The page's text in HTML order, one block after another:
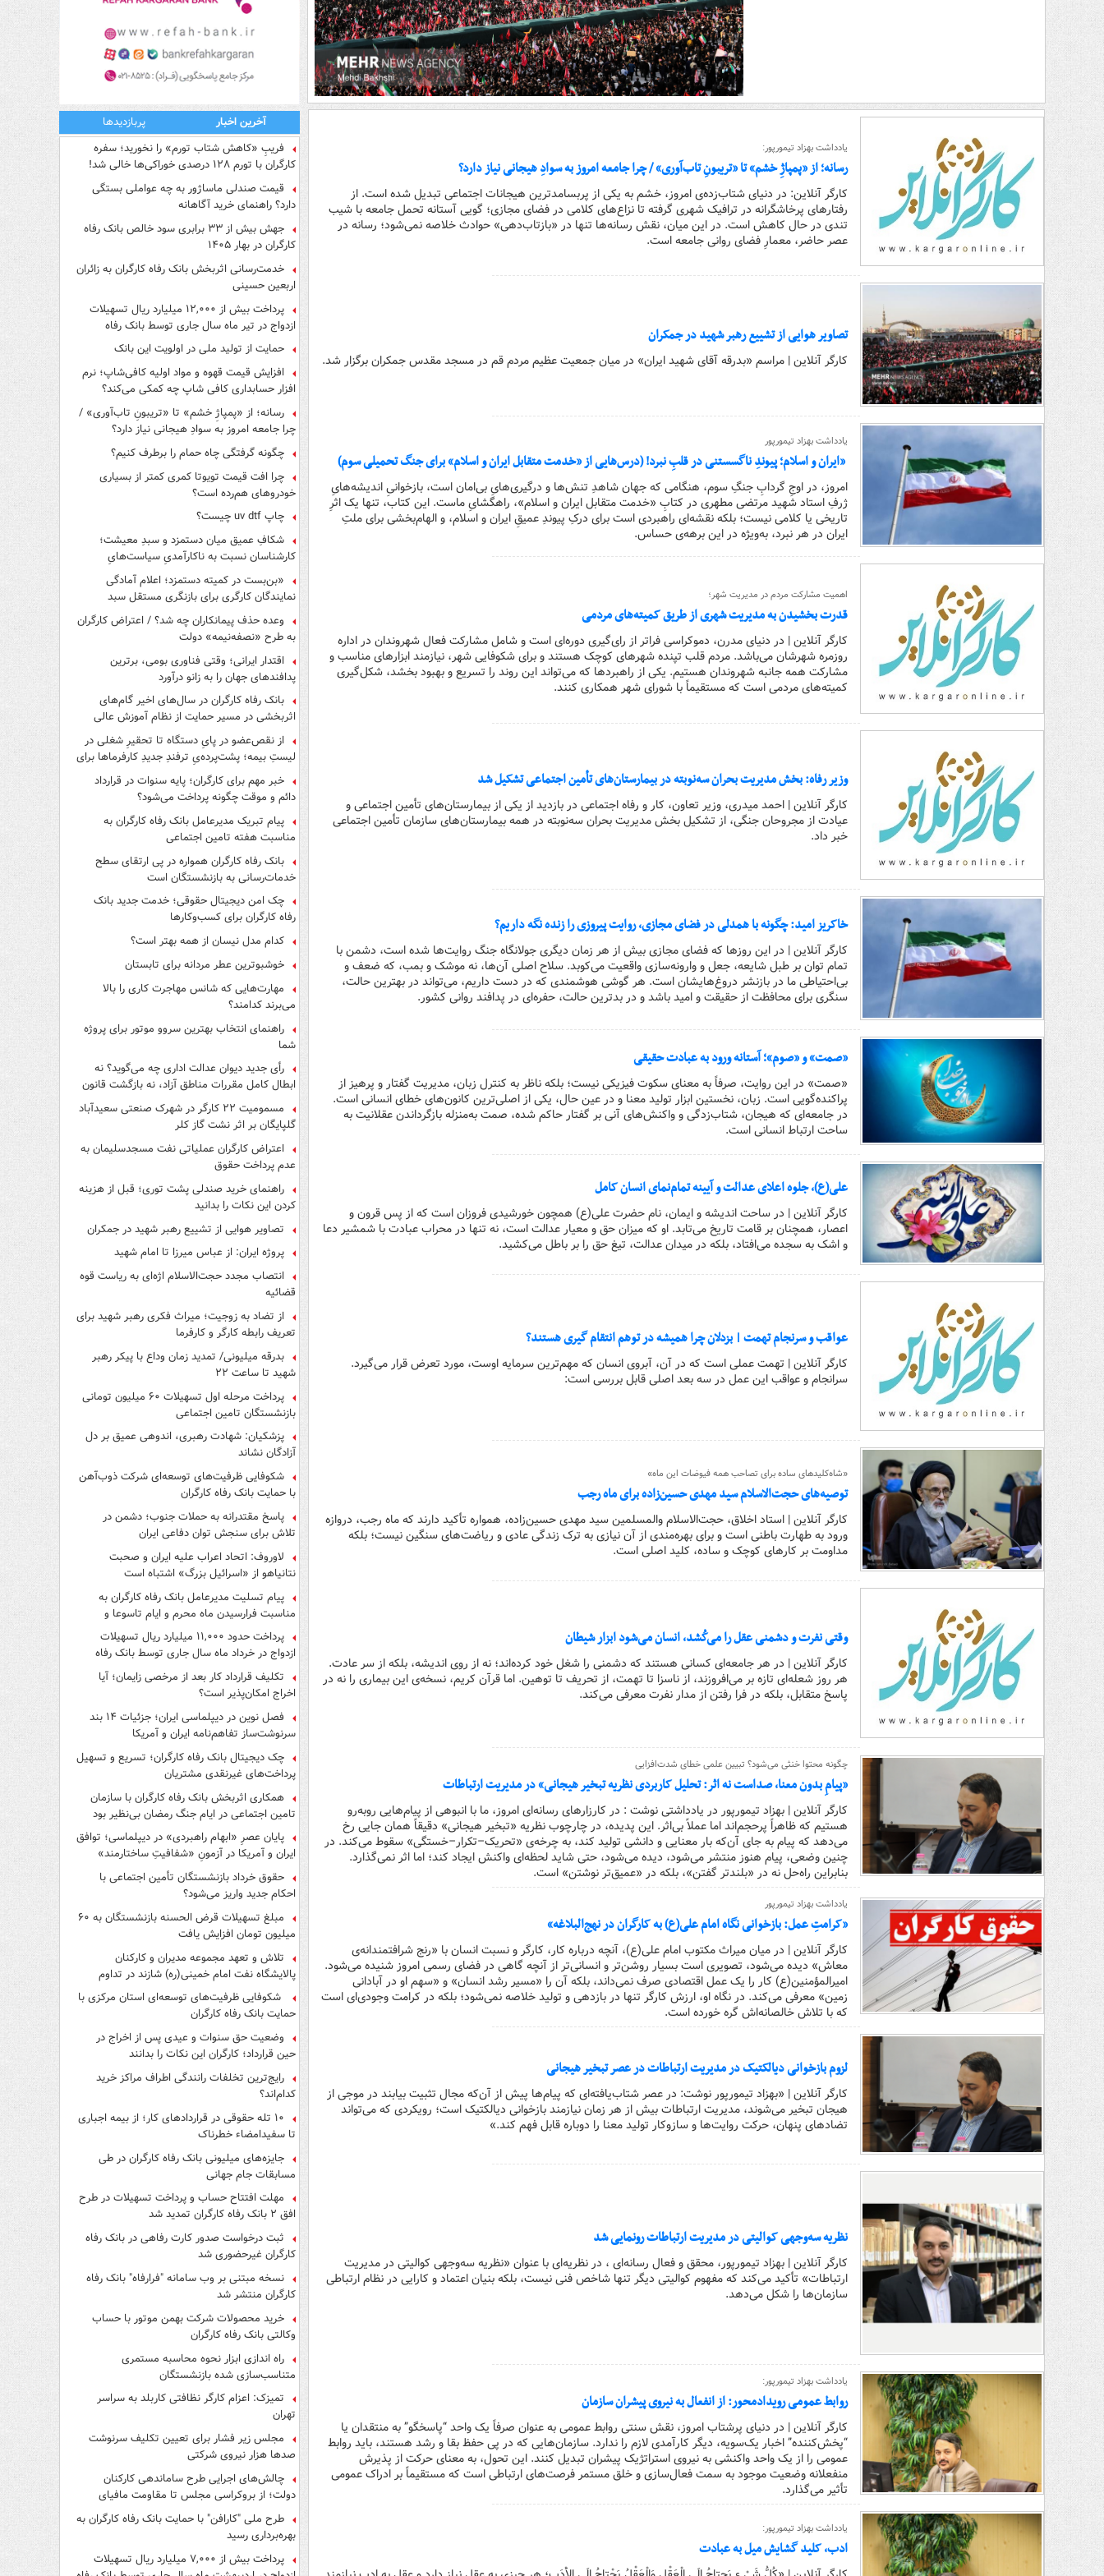
یادداشت بهزاد تیمورپور:
رسانه؛ از «پمپاژِ خشم» تا «تریبونِ تاب‌آوری» / چرا جامعه امروز به سوادِ هیجانی نیاز دارد؟
کارگر آنلاین: در دنیای شتاب‌زده‌ی امروز، خشم به یکی از پربسامدترین هیجانات اجتماعی تبدیل شده است. از
رفتارهای پرخاشگرانه در ترافیک شهری گرفته تا نزاع‌های کلامی در فضای مجازی؛ گویی آستانه تحمل جامعه با شیب
تندی در حال کاهش است. در این میان، نقش رسانه‌ها تنها در «بازتاب‌دهی» حوادث خلاصه نمی‌شود؛ رسانه در
عصر حاضر، معمارِ فضای روانی جامعه است.
تصاویر هوایی از تشییع رهبر شهید در جمکران
کارگر آنلاین | مراسم «بدرقه آقای شهید ایران» در میان جمعیت عظیم مردم قم در مسجد مقدس جمکران برگزار شد.
یادداشت بهزاد تیمورپور
«ایران و اسلام؛ پیوندِ ناگسستنی در قلبِ نبرد! (درس‌هایی از «خدمت متقابل ایران و اسلام» برای جنگ تحمیلی سوم)
امروز، در اوجِ گردابِ جنگِ سوم، هنگامی که جهان شاهدِ تنش‌ها و درگیری‌هایِ بی‌امان است، بازخوانیِ اندیشه‌هایِ
ژرفِ استاد شهید مرتضی مطهری در کتابِ «خدمت متقابل ایران و اسلام»، راهگشایِ ماست. این کتاب، تنها یک اثرِ
تاریخی یا کلامی نیست؛ بلکه نقشه‌ای راهبردی است برای درکِ پیوندِ عمیقِ ایران و اسلام، و الهام‌بخشی برای ملتِ
ایران در هر نبرد، به‌ویژه در این برهه‌ی حساس.
اهمیت مشارکت مردم در مدیریت شهر؛
قدرت بخشیدن به مدیریت شهری از طریق کمیته‌های مردمی
کارگر آنلاین | در دنیای مدرن، دموکراسی فراتر از رای‌گیری دوره‌ای است و شامل مشارکت فعال شهروندان در اداره
روزمره شهرشان می‌باشد. مردم قلب تپنده شهرهای کوچک هستند و برای شکوفایی شهر، نیازمند ابزارهای مناسب و
مشارکت همه جانبه شهروندان هستیم. یکی از راهبردها که می‌تواند این روند را تسریع و بهبود بخشد، شکل‌گیری
کمیته‌های مردمی است که مستقیماً با شورای شهر همکاری کنند.
وزیر رفاه: بخش مدیریت بحران سه‌نوبته در بیمارستان‌های تأمین اجتماعی تشکیل شد
کارگر آنلاین | احمد میدری، وزیر تعاون، کار و رفاه اجتماعی در بازدید از یکی از بیمارستان‌های تأمین اجتماعی و
عیادت از مجروحان جنگی، از تشکیل بخش مدیریت بحران سه‌نوبته در همه بیمارستان‌های سازمان تأمین اجتماعی
خبر داد.
خاکریز امید: چگونه با همدلی در فضای مجازی، روایت پیروزی را زنده نگه داریم؟
کارگر آنلاین | در این روزها که فضای مجازی بیش از هر زمان دیگری جولانگاه جنگ روایت‌ها شده است، دشمن با
تمام توان بر طبل شایعه، جعل و وارونه‌سازی واقعیت می‌کوبد. سلاح اصلی آن‌ها، نه موشک و بمب، که ضعف و
بی‌احتیاطی ما در بازنشر دروغ‌هایشان است. هر گوشی هوشمندی که در دست داریم، می‌تواند در بهترین حالت،
سنگری برای محافظت از حقیقت و امید باشد و در بدترین حالت، حفره‌ای در پدافند روانی کشور.
«صمت» و «صوم»؛ آستانه ورود به عبادت حقیقی
«صمت» در این روایت، صرفاً به معنای سکوت فیزیکی نیست؛ بلکه ناظر به کنترل زبان، مدیریت گفتار و پرهیز از
پراکنده‌گویی است. زبان، نخستین ابزار تولید معنا و در عین حال، یکی از اصلی‌ترین کانون‌های خطای انسانی است.
در جامعه‌ای که هیجان، شتاب‌زدگی و واکنش‌های آنی بر گفتار حاکم شده، صمت به‌منزله بازگرداندن عقلانیت به
ساحت ارتباط انسانی است.
علی(ع)، جلوه اعلای عدالت و آیینه تمام‌نمای انسان کامل
کارگر آنلاین | در ساحت اندیشه و ایمان، نام حضرت علی(ع) همچون خورشیدی فروزان است که از پس قرون و
اعصار، همچنان بر قامت تاریخ می‌تابد. او که میزان حق و معیار عدالت است، نه تنها در محراب عبادت با شمشیر دعا
و اشک به سجده می‌افتاد، بلکه در میدان عدالت، تیغ حق را بر باطل می‌کشید.
عواقب و سرنجام تهمت | بزدلان چرا همیشه در توهم انتقام گیری هستند؟
کارگر آنلاین | تهمت عملی است که در آن، آبروی انسان که مهم‌ترین سرمایه اوست، مورد تعرض قرار می‌گیرد.
سرانجام و عواقب این عمل در سه بعد اصلی قابل بررسی است:
«شاه‌کلیدهای ساده برای تصاحب همه فیوضات این ماه»
توصیه‌های حجت‌الاسلام سید مهدی حسین‌زاده برای ماه رجب
کارگر آنلاین | استاد اخلاق، حجت‌الاسلام والمسلمین سید مهدی حسین‌زاده، همواره تأکید دارند که ماه رجب، دروازه
ورود به طهارت باطنی است و برای بهره‌مندی از آن نیازی به ترک زندگی عادی و ریاضت‌های سنگین نیست؛ بلکه
مداومت بر کارهای کوچک و ساده، کلید اصلی است.
وقتی نفرت و دشمنی عقل را می‌کُشد، انسان می‌شود ابزار شیطان
کارگر آنلاین | در هر جامعه‌ای کسانی هستند که دشمنی را شغل خود کرده‌اند؛ نه از روی اندیشه، بلکه از سر عادت.
هر روز شعله‌ای تازه بر می‌افروزند، از ناسزا تا تهمت، از تحریف تا توهین. اما قرآن کریم، نسخه‌ی این بیماری را نه در
پاسخ متقابل، بلکه در فرا رفتن از مدار نفرت معرفی می‌کند.
چگونه محتوا خنثی می‌شود؟ تبیین علمی خطای شدت‌افزایی
«پیامِ بدون معنا، صداست نه اثر: تحلیل کاربردی نظریه تبخیر هیجانی» در مدیریت ارتباطات
کارگر آنلاین | بهزاد تیمورپور در یادداشتی نوشت : در کارزارهای رسانه‌ای امروز، ما با انبوهی از پیام‌هایی روبه‌رو
هستیم که ظاهراً پرحجم‌اند اما عملاً بی‌اثر. این پدیده، در چارچوب نظریه «تبخیر هیجانی» دقیقاً همان جایی رخ
می‌دهد که پیام به جای آن‌که بار معنایی و دانشی تولید کند، به چرخه‌ی «تحریک–تکرار–خستگی» سقوط می‌کند. در
چنین وضعی، پیام هنوز منتشر می‌شود، دیده می‌شود، حتی شاید لحظه‌ای واکنش ایجاد کند؛ اما اثر نمی‌گذارد.
بنابراین راه‌حل نه در «بلندتر گفتن»، بلکه در «عمیق‌تر نوشتن» است.
یادداشت بهزاد تیمورپور
«کرامتِ عمل: بازخوانی نگاه امام علی(ع) به کارگران در نهج‌البلاغه»
کارگر آنلاین | در میان میراث مکتوب امام علی(ع)، آنچه درباره کار، کارگر و نسبت انسان با «رنج شرافتمندانه‌ی
معاش» دیده می‌شود، تصویری است بسیار روشن‌تر و انسانی‌تر از آنچه گاهی در فضای رسمی امروز شنیده می‌شود.
امیرالمؤمنین(ع) کار را یک عمل اقتصادی صرف نمی‌داند، بلکه آن را «مسیر رشد انسان» و «سهم او در آبادانی
زمین» معرفی می‌کند. در نگاه او، ارزش کارگر تنها در بازدهی و تولید خلاصه نمی‌شود؛ بلکه در کرامت وجودی‌ای است
که با تلاش خالصانه‌اش گره خورده است.
لزوم بازخوانی دیالکتیک در مدیریت ارتباطات در عصر تبخیر هیجانی
کارگر آنلاین | «بهزاد تیمورپور نوشت: در عصر شتاب‌یافته‌ای که پیام‌ها پیش از آن‌که مجال تثبیت بیابند در موجی از
هیجان تبخیر می‌شوند، مدیریت ارتباطات بیش از هر زمان نیازمند بازخوانی دیالکتیک است؛ رویکردی که می‌تواند
تضادهای پنهان، حرکت روایت‌ها و سازوکار تولید معنا را دوباره قابل فهم کند.»
نظریه سه‌وجهی کوالیتی در مدیریت ارتباطات رونمایی شد
کارگر آنلاین | بهزاد تیمورپور، محقق و فعال رسانه‌ای ، در نظریه‌ای با عنوان «نظریه سه‌وجهی کوالیتی در مدیریت
ارتباطات» تأکید می‌کند که مفهوم کوالیتی دیگر تنها شاخص فنی نیست، بلکه بنیان اعتماد و کارایی در نظام ارتباطی
سازمان‌ها را شکل می‌دهد.
یادداشت بهزاد تیمورپور:
روابط عمومی رویدادمحور: از انفعال به نیروی پیشران سازمان
کارگر آنلاین | در دنیای پرشتاب امروز، نقش سنتی روابط عمومی به عنوان صرفاً یک واحد “پاسخگو” به منتقدان یا
“پخش‌کننده” اخبار یک‌سویه، دیگر کارآمدی لازم را ندارد. سازمان‌هایی که در پی حفظ بقا و رشد هستند، باید روابط
عمومی را از یک واحد واکنشی به نیروی استراتژیک پیشران تبدیل کنند. این تحول، به معنای حرکت از پذیرش
منفعلانه وضعیت موجود به سمت فعال‌سازی و خلق مستمر فرصت‌های ارتباطی است که مستقیماً بر ادراک عمومی
تأثیر می‌گذارد.
یادداشت بهزاد تیمورپور:
ادب، کلید گشایش میل به عبادت
آخرین اخبار
پربازدیدها
فریبِ «کاهش شتاب تورم» را نخورید؛ سفره
کارگران با تورم ۱۲۸ درصدی خوراکی‌ها خالی شد!
قیمت صندلی ماساژور به چه عواملی بستگی
دارد؟ راهنمای خرید آگاهانه
جهش بیش از ۳۳ برابری سود خالص بانک رفاه
کارگران در بهار ۱۴۰۵
خدمت‌رسانی اثربخش بانک رفاه کارگران به زائران
اربعین حسینی
پرداخت بیش از ۱۲,۰۰۰ میلیارد ریال تسهیلات
ازدواج در تیر ماه سال جاری توسط بانک رفاه
کارگران
حمایت از تولید ملی در اولویت این بانک
افزایش قیمت قهوه و مواد اولیه کافی‌شاپ؛ نرم
افزار حسابداری کافی شاپ چه کمکی می‌کند؟
رسانه؛ از «پمپاژِ خشم» تا «تریبونِ تاب‌آوری» /
چرا جامعه امروز به سوادِ هیجانی نیاز دارد؟
چگونه گرفتگی چاه حمام را برطرف کنیم؟
چرا افت قیمت تویوتا کمری کمتر از بسیاری
خودروهای هم‌رده است؟
چاپ uv dtf چیست؟
شکافِ عمیق میان دستمزد و سبدِ معیشت؛
کارشناسان نسبت به ناکارآمدیِ سیاست‌هایِ
حمایتی هشدار دادند
«بن‌بست در کمیته دستمزد؛ اعلام آمادگی
نمایندگان کارگری برای بازنگری مستقل سبد
وعده حذف پیمانکاران چه شد؟ / اعتراض کارگران
به طرح «نصفه‌نیمه» دولت
اقتدار ایرانی؛ وقتی فناوری بومی، برترین
پدافندهای جهان را به زانو درآورد
بانک رفاه کارگران در سال‌های اخیر گام‌های
اثربخشی در مسیر حمایت از نظام آموزش عالی
برداشته است
از نقص‌عضو در پایِ دستگاه تا تحقیرِ شغلی در
لیستِ بیمه؛ پشت‌پرده‌یِ ترفندِ جدیدِ کارفرماها برای
فرار از قانون چیست؟
خبر مهم برای کارگران؛ پایه سنوات در قرارداد
دائم و موقت چگونه پرداخت می‌شود؟
پیام تبریک مدیرعامل بانک رفاه کارگران به
مناسبت هفته تامین اجتماعی
بانک رفاه کارگران همواره در پی ارتقای سطح
خدمات‌رسانی به بازنشستگان است
چک امن دیجیتال حقوقی؛ خدمت جدید بانک
رفاه کارگران برای کسب‌وکارها
کدام مدل نیسان از همه بهتر است؟
خوشبوترین عطر مردانه برای تابستان
مهارت‌هایی که شانس مهاجرت کاری را بالا
می‌برند کدامند؟
راهنمای انتخاب بهترین سروو موتور برای پروژه
شما
رأی جدید دیوان عدالت اداری چه می‌گوید؟ نه
ابطال کامل مقررات مناطق آزاد، نه بازگشت قانون
مسمومیت ۲۲ کارگر در شهرک صنعتی سعیدآباد
گلپایگان بر اثر نشت گاز کلر
اعتراض کارگران عملیاتی نفت مسجدسلیمان به
عدم پرداخت حقوق
راهنمای خرید صندلی پشت توری؛ قبل از هزینه
کردن این نکات را بدانید
تصاویر هوایی از تشییع رهبر شهید در جمکران
پروژه ایران: از عباس میرزا تا امام شهید
انتصاب مجدد حجت‌الاسلام اژه‌ای به ریاست قوه‌
قضائیه
از تضاد به زوجیت؛ میراث فکری رهبر شهید برای
تعریف رابطه کارگر و کارفرما
بدرقه میلیونی/ تمدید زمان وداع با پیکر رهبر
شهید تا ساعت ۲۲
پرداخت مرحله اول تسهیلات ۶۰ میلیون تومانی
بازنشستگان تامین اجتماعی
پزشکیان: شهادت رهبری، اندوهی عمیق بر دل
آزادگان نشاند
شکوفایی ظرفیت‌های توسعه‌ای شرکت ذوب‌آهن
با حمایت‌ بانک رفاه کارگران
پاسخ مقتدرانه به حملات جنوب؛ دشمن در
تلاش برای سنجش توان دفاعی ایران
لاوروف: اتحاد اعراب علیه ایران و صحبت
نتانیاهو از «اسرائیل بزرگ» اشتباه است
پیام تسلیت مدیرعامل بانک رفاه کارگران به
مناسبت فرارسیدن ماه محرم و ایام تاسوعا و
عاشورای حسینی
پرداخت حدود ۱۱,۰۰۰ میلیارد ریال تسهیلات
ازدواج در خرداد ماه سال جاری توسط بانک رفاه
کارگران
تکلیف قرارداد کار بعد از مرخصی زایمان؛ آیا
اخراج امکان‌پذیر است؟
فصل نوین در دیپلماسی ایران؛ جزئیات ۱۴ بند
سرنوشت‌ساز تفاهم‌نامه ایران و آمریکا
چک دیجیتال بانک رفاه کارگران؛ تسریع و تسهیل
پرداخت‌های غیرنقدی مشتریان
همکاری اثربخش بانک رفاه کارگران با سازمان
تامین اجتماعی در ایام جنگ رمضان بی‌نظیر بود
پایان عصرِ «ابهام راهبردی» در دیپلماسی؛ توافق
ایران و آمریکا در آزمونِ «شفافیتِ ساختارمند»
حقوق خرداد بازنشستگان تأمین اجتماعی با
احکام جدید واریز می‌شود؟
مبلغ تسهیلات قرض الحسنه بازنشستگان به ۶۰
میلیون تومان افزایش یافت
تلاش و تعهد مجموعه مدیران و کارکنان
پالایشگاه نفت امام خمینی(ره) شازند در تداوم
تولید در ایام جنگ رمضان، شایسته قدردانی است
شکوفایی ظرفیت‌های توسعه‌ای استان مرکزی با
حمایت بانک رفاه کارگران
وضعیت حق سنوات و عیدی پس از اخراج در
حین قرارداد؛ کارگران این نکات را بدانند
رایج‌ترین تخلفات رانندگی اطراف مراکز خرید
کدام‌اند؟
۱۰ تله حقوقی در قراردادهای کار؛ از بیمه اجباری
تا سفیدامضاء خطرناک
جایزه‌های میلیونی بانک رفاه کارگران در طی
مسابقات جام جهانی
مهلت افتتاح حساب و پرداخت تسهیلات در طرح
افق ۲ بانک رفاه کارگران تمدید شد
ثبت درخواست صدور کارت رفاهی در بانک رفاه
کارگران غیرحضوری شد
نسخه مبتنی بر وب سامانه "فرارفاه" بانک رفاه
کارگران منتشر شد
خرید محصولات شرکت بهمن موتور با حساب
وکالتی بانک رفاه کارگران
راه اندازی ابزار نحوه محاسبه مستمری
متناسب‌سازی شده بازنشستگان
تمیزک: اعزام کارگر نظافتی کاربلد به سراسر
تهران
مجلس زیر فشار برای تعیین تکلیف سرنوشت
صدها هزار نیروی شرکتی
چالش‌های اجرایی طرح ساماندهی کارکنان
دولت؛ از بروکراسی مجلس تا مقاومت مافیای
واسطه‌گری
طرح ملی "کارافن" با حمایت بانک رفاه کارگران به
بهره‌برداری رسید
پرداخت بیش از ۷,۰۰۰ میلیارد ریال تسهیلات